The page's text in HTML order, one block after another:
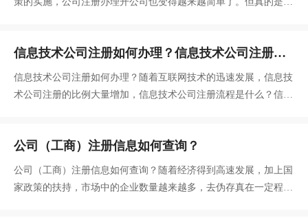
不利，并没有走好创业第一步，导致为以后的发展埋下大隐患。
信息技术公司注册如何办理？信息技术公司注册流
程是什么？
信息技术公司注册如何办理？随着互联网技术的迅速发展，信息技
术公司注册的比例大量增加，信息技术公司注册流程是什么？信息
公司（工商）注册信息如何查询？
公司（工商）注册信息如何查询？随着经济得到高速发展，加上国
家政策的扶持，市场中的企业数量越来越多，去伪存真在一定程度